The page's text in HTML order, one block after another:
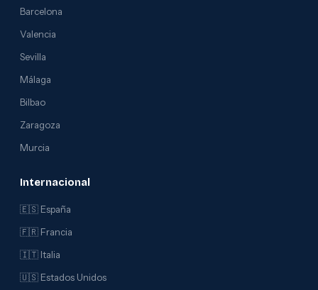
Barcelona
Valencia
Sevilla
Málaga
Bilbao
Zaragoza
Murcia
Internacional
🇪🇸 España
🇫🇷 Francia
🇮🇹 Italia
🇺🇸 Estados Unidos